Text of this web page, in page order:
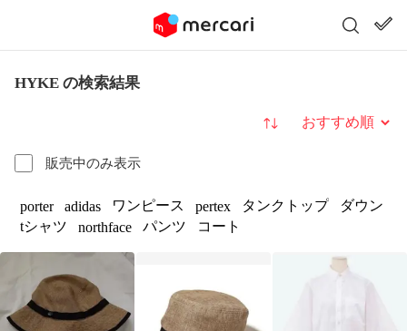
HYKE の検索結果
販売中のみ表示
並び替え
porter adidas ワンピース pertex タンクトップ
ダウン
tシャツ
northface パンツ コート